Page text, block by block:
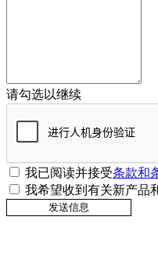
请勾选以继续
我已阅读并接受条款和
我希望收到有关新产品